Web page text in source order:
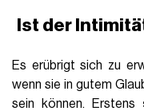
Ist der
Es erübrigt sich zu
wenn sie in gutem
sein können. Erstens